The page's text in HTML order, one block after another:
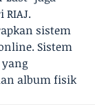
sistem
Sistem
album fisik